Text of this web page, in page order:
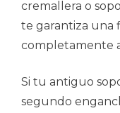
cremallera o
te garantiza una
completamente
Si tu antiguo
segundo